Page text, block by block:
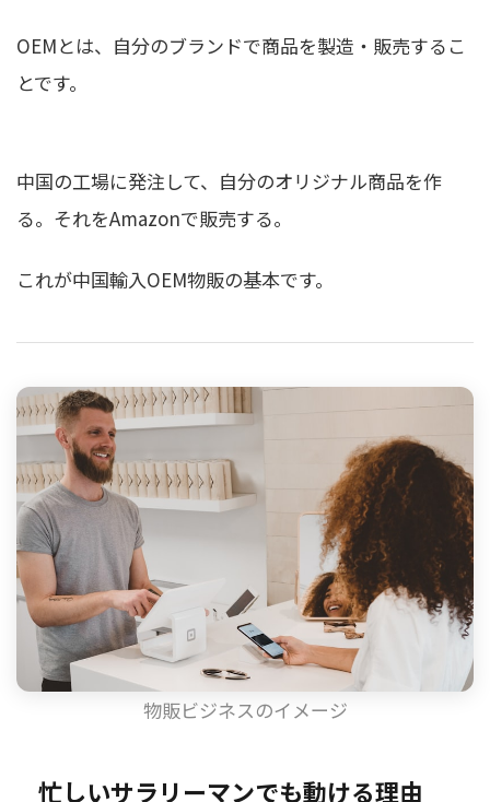
OEMとは、自分のブランドで商品を製造・販売するこ
とです。
中国の工場に発注して、自分のオリジナル商品を作
る。それをAmazonで販売する。
これが中国輸入OEM物販の基本です。
物販ビジネスのイメージ
忙しいサラリーマンでも動ける理由